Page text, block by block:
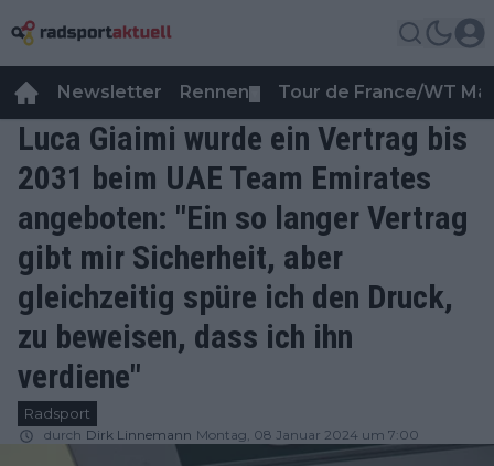
Newsletter Rennen Tour de France/WT
Luca Giaimi wurde ein Vertrag bis
2031 beim UAE Team Emirates
angeboten: "Ein so langer Vertrag
gibt mir Sicherheit, aber
gleichzeitig spüre ich den Druck,
zu beweisen, dass ich ihn
verdiene"
Radsport
durch Dirk Linnemann Montag, 08 Januar 2024 um 7:00